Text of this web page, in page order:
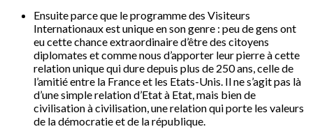
Ensuite parce que le programme des Visiteurs
Internationaux est unique en son genre : peu de gens ont
eu cette chance extraordinaire d’être des citoyens
diplomates et comme nous d’apporter leur pierre à cette
relation unique qui dure depuis plus de 250 ans, celle de
l’amitié entre la France et les Etats-Unis. Il ne s’agit pas là
d’une simple relation d’Etat à Etat, mais bien de
civilisation à civilisation, une relation qui porte les valeurs
de la démocratie et de la république.